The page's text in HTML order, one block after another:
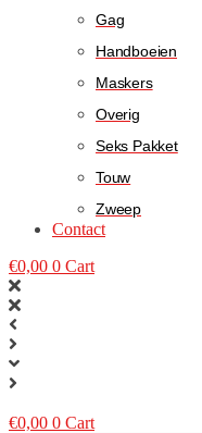
Gag
Handboeien
Maskers
Overig
Seks Pakket
Touw
Zweep
Contact
€0,00 0 Cart
€0,00 0 Cart